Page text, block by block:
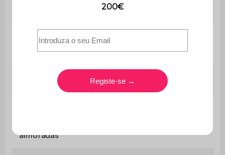
Número de
meridianas
1
Número de
meridianas
almofadas